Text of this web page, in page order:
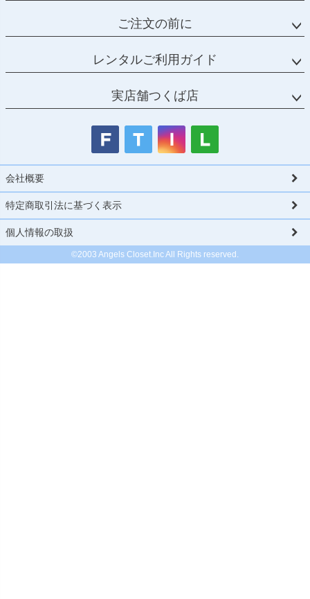
ご注文の前に
レンタルご利用ガイド
実店舗つくば店
会社概要
特定商取引法に基づく表示
個人情報の取扱
©2003 Angels Closet.Inc All Rights reserved.